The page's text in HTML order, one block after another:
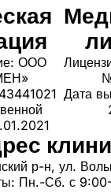
ООО
Дата
р-н, ул.
Пн.-Сб. с